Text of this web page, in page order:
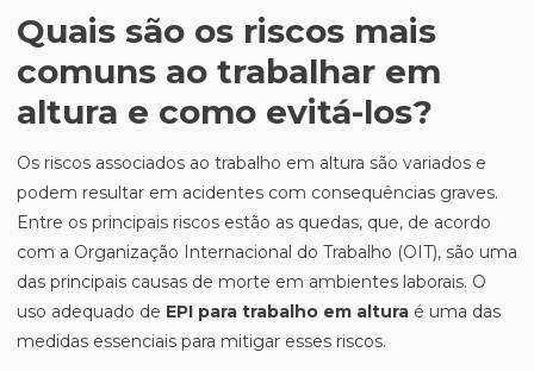
Quais são os riscos mais
comuns ao trabalhar em
altura e como evitá-los?
Os riscos associados ao trabalho em altura são variados e
podem resultar em acidentes com consequências graves.
Entre os principais riscos estão as quedas, que, de acordo
com a Organização Internacional do Trabalho (OIT), são uma
das principais causas de morte em ambientes laborais. O
uso adequado de EPI para trabalho em altura é uma das
medidas essenciais para mitigar esses riscos.